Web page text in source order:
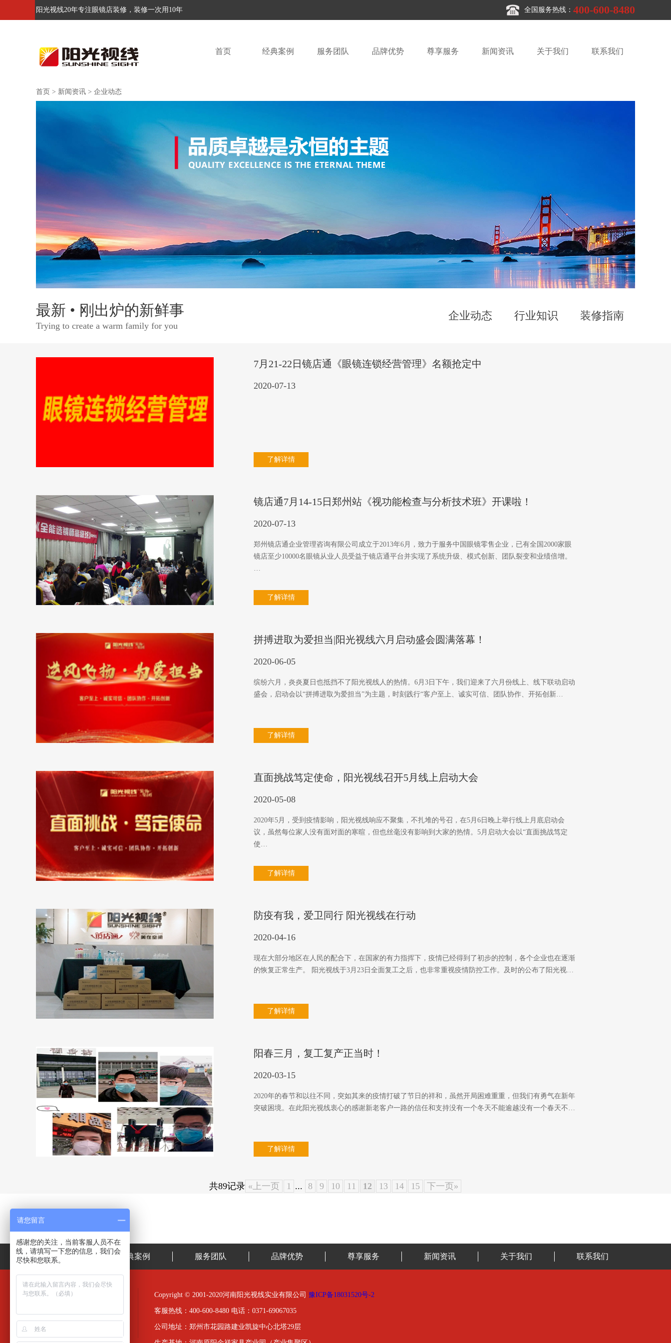
阳光视线20年专注眼镜店装修，装修一次用10年 全国服务热线： 400-600-8480
首页 经典案例 服务团队 品牌优势 尊享服务 新闻资讯 关于我们 联系我们
首页 > 新闻资讯 > 企业动态
最新 • 刚出炉的新鲜事
Trying to create a warm family for you
企业动态 行业知识 装修指南
7月21-22日镜店通《眼镜连锁经营管理》名额抢定中
2020-07-13
了解详情
镜店通7月14-15日郑州站《视功能检查与分析技术班》开课啦！
2020-07-13
郑州镜店通企业管理咨询有限公司成立于2013年6月，致力于服务中国眼镜零售企业，已有全国2000家眼
镜店至少10000名眼镜从业人员受益于镜店通平台并实现了系统升级、模式创新、团队裂变和业绩倍增。
…
了解详情
拼搏进取为爱担当|阳光视线六月启动盛会圆满落幕！
2020-06-05
缤纷六月，炎炎夏日也抵挡不了阳光视线人的热情。6月3日下午，我们迎来了六月份线上、线下联动启动
盛会，启动会以“拼搏进取为爱担当”为主题，时刻践行“客户至上、诚实可信、团队协作、开拓创新…
了解详情
直面挑战笃定使命，阳光视线召开5月线上启动大会
2020-05-08
2020年5月，受到疫情影响，阳光视线响应不聚集，不扎堆的号召，在5月6日晚上举行线上月底启动会
议，虽然每位家人没有面对面的寒暄，但也丝毫没有影响到大家的热情。5月启动大会以“直面挑战笃定
使…
了解详情
防疫有我，爱卫同行 阳光视线在行动
2020-04-16
现在大部分地区在人民的配合下，在国家的有力指挥下，疫情已经得到了初步的控制，各个企业也在逐渐
的恢复正常生产。 阳光视线于3月23日全面复工之后，也非常重视疫情防控工作。及时的公布了阳光视…
了解详情
阳春三月，复工复产正当时！
2020-03-15
2020年的春节和以往不同，突如其来的疫情打破了节日的祥和，虽然开局困难重重，但我们有勇气在新年
突破困境。在此阳光视线衷心的感谢新老客户一路的信任和支持没有一个冬天不能逾越没有一个春天不…
了解详情
共89记录 «上一页 1 ... 8 9 10 11 12 13 14 15 下一页»
首页 经典案例 服务团队 品牌优势 尊享服务 新闻资讯 关于我们 联系我们
Copyright © 2001-2020河南阳光视线实业有限公司 豫ICP备18031520号-2
客服热线：400-600-8480 电话：0371-69067035
公司地址：郑州市花园路建业凯旋中心北塔29层
请您留言
感谢您的关注，当前客服人员不在
线，请填写一下您的信息，我们会
尽快和您联系。